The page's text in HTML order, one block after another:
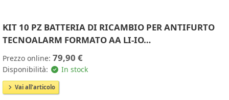
KIT 10 PZ BATTERIA DI RICAMBIO PER ANTIFURTO
TECNOALARM FORMATO AA LI-IO…
Prezzo online: 79,90 €
Disponibilità: In stock
Vai all'articolo